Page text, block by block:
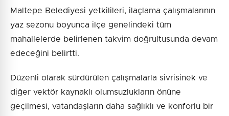
Maltepe Belediyesi yetkilileri, ilaçlama çalışmalarının
yaz sezonu boyunca ilçe genelindeki tüm
mahallelerde belirlenen takvim doğrultusunda devam
edeceğini belirtti.
Düzenli olarak sürdürülen çalışmalarla sivrisinek ve
diğer vektör kaynaklı olumsuzlukların önüne
geçilmesi, vatandaşların daha sağlıklı ve konforlu bir